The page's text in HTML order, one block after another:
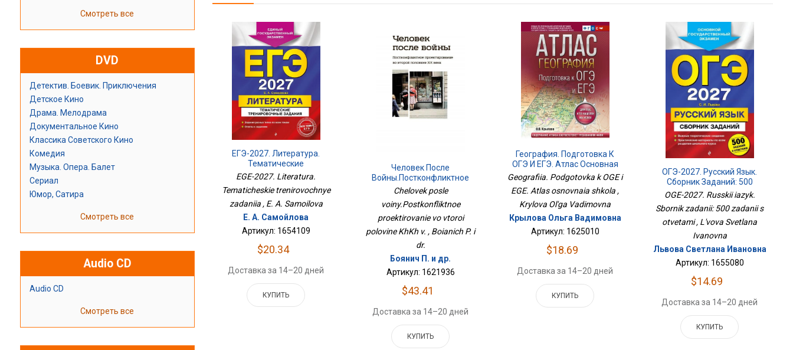
Смотреть все
DVD
Детектив. Боевик. Приключения
Детское Кино
Драма. Мелодрама
Документальное Кино
Классика Советского Кино
Комедия
Музыка. Опера. Балет
Сериал
Юмор, Сатира
Смотреть все
Audio CD
Audio CD
Смотреть все
ЕГЭ-2027. Литература.
Тематические
Тренировочные Задания
EGE-2027. Literatura.
Tematicheskie trenirovochnye
zadaniia , E. A. Samoilova
Е. А. Самойлова
Артикул: 1654109
$20.34
Доставка за 14–20 дней
КУПИТЬ
Человек После
Войны.Постконфликтное
Проектирование Во Второй
Половине ХХ В.
Chelovek posle
voiny.Postkonfliktnoe
proektirovanie vo vtoroi
polovine KhKh v. , Boianich P. i
dr.
Боянич П. и др.
Артикул: 1621936
$43.41
Доставка за 14–20 дней
КУПИТЬ
География. Подготовка К
ОГЭ И ЕГЭ. Атлас Основная
Школа
Geografiia. Podgotovka k OGE i
EGE. Atlas osnovnaia shkola ,
Krylova Ol'ga Vadimovna
Крылова Ольга Вадимовна
Артикул: 1625010
$18.69
Доставка за 14–20 дней
КУПИТЬ
ОГЭ-2027. Русский Язык.
Сборник Заданий: 500
Заданий С Ответами
OGE-2027. Russkii iazyk.
Sbornik zadanii: 500 zadanii s
otvetami , L'vova Svetlana
Ivanovna
Львова Светлана Ивановна
Артикул: 1655080
$14.69
Доставка за 14–20 дней
КУПИТЬ